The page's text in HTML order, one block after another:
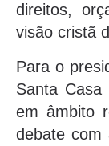
direitos,
visão cristã
Para o
Santa Casa
em âmbito
debate com